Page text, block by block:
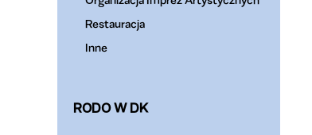
Restauracja
Inne
RODO W DK